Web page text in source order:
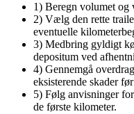
1) Beregn volumet
2) Vælg den rette
eventuelle
3) Medbring gyldigt
depositum ved
4) Gennemgå
eksisterende skader
5) Følg anvisninger
de første kilometer.